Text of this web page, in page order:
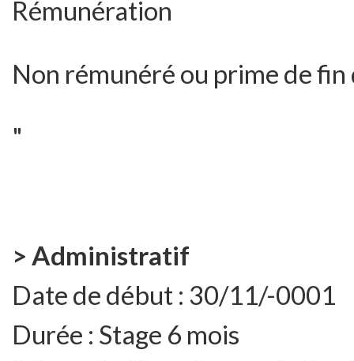
Rémunération
Non rémunéré ou prime de fin
"
> Administratif
Date de début : 30/11/-0001
Durée : Stage 6 mois